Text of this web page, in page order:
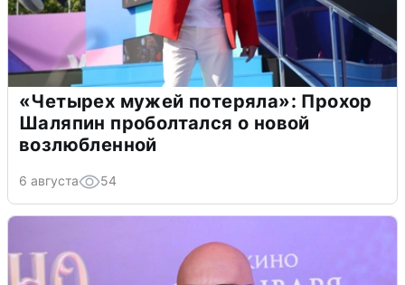
«Четырех мужей потеряла»: Прохор
Шаляпин проболтался о новой
возлюбленной
6 августа 54